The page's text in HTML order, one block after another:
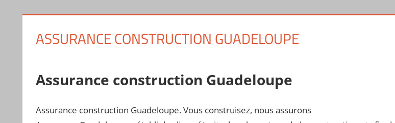
ASSURANCE CONSTRUCTION GUADELOUPE
Assurance construction Guadeloupe
Assurance construction Guadeloupe. Vous construisez, nous assurons